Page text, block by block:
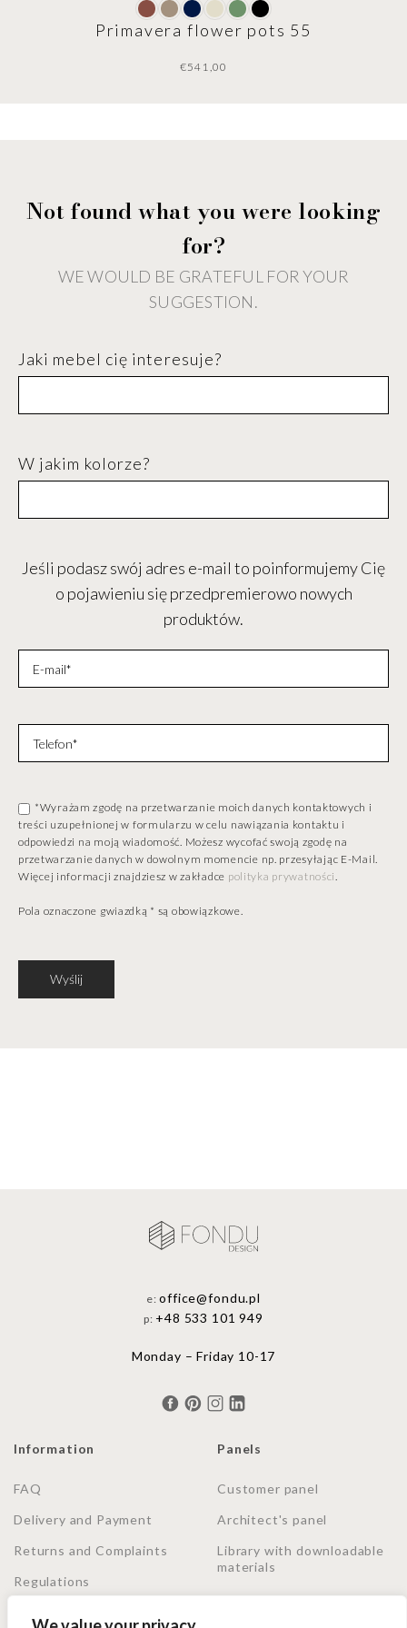
Primavera flower pots 55
€
Not found what you were looking
for?
WE WOULD BE GRATEFUL FOR YOUR
SUGGESTION.
Jaki mebel cię interesuje?
W jakim kolorze?
Jeśli podasz swój adres e-mail to poinformujemy Cię
o pojawieniu się przedpremierowo nowych
produktów.
*Wyrażam zgodę na przetwarzanie moich danych kontaktowych i
treści uzupełnionej w formularzu w celu nawiązania kontaktu i
odpowiedzi na moją wiadomość. Możesz wycofać swoją zgodę na
przetwarzanie danych w dowolnym momencie np. przesyłając E-Mail.
Więcej informacji znajdziesz w zakładce polityka prywatności.
Pola oznaczone gwiazdką * są obowiązkowe.
e:office@fondu.pl
p: +48 533 101 949
Monday – Friday 10-17
Information
FAQ
Delivery and Payment
Returns and Complaints
Regulations
Panels
Customer panel
Architect's panel
Library with downloadable
materials